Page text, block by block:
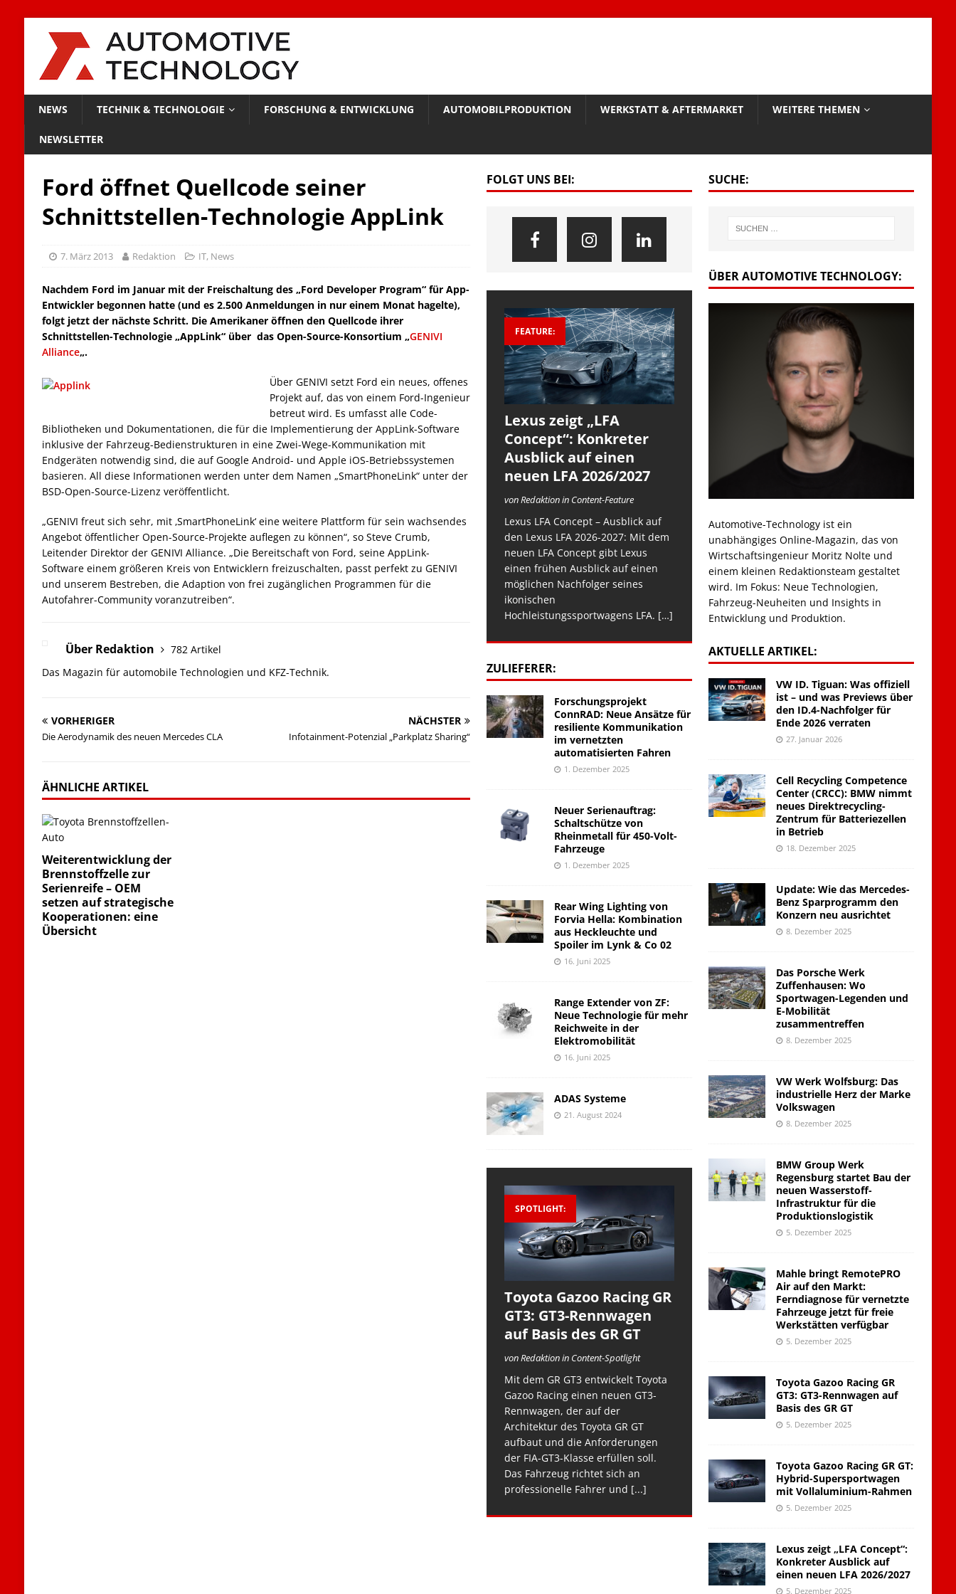
NEWS TECHNIK & TECHNOLOGIE FORSCHUNG & ENTWICKLUNG AUTOMOBILPRODUKTION WERKSTATT & AFTERMARKET WEITERE THEMEN
NEWSLETTER
Ford öffnet Quellcode seiner
Schnittstellen-Technologie AppLink
7. März 2013 Redaktion IT, News
Nachdem Ford im Januar mit der Freischaltung des „Ford Developer Program“ für App-
Entwickler begonnen hatte (und es 2.500 Anmeldungen in nur einem Monat hagelte),
folgt jetzt der nächste Schritt. Die Amerikaner öffnen den Quellcode ihrer
Schnittstellen-Technologie „AppLink“ über das Open-Source-Konsortium „GENIVI
Alliance„.
Über GENIVI setzt Ford ein neues, offenes
Projekt auf, das von einem Ford-Ingenieur
betreut wird. Es umfasst alle Code-
Bibliotheken und Dokumentationen, die für die Implementierung der AppLink-Software
inklusive der Fahrzeug-Bedienstrukturen in eine Zwei-Wege-Kommunikation mit
Endgeräten notwendig sind, die auf Google Android- und Apple iOS-Betriebssystemen
basieren. All diese Informationen werden unter dem Namen „SmartPhoneLink“ unter der
BSD-Open-Source-Lizenz veröffentlicht.
„GENIVI freut sich sehr, mit ‚SmartPhoneLink‘ eine weitere Plattform für sein wachsendes
Angebot öffentlicher Open-Source-Projekte auflegen zu können“, so Steve Crumb,
Leitender Direktor der GENIVI Alliance. „Die Bereitschaft von Ford, seine AppLink-
Software einem größeren Kreis von Entwicklern freizuschalten, passt perfekt zu GENIVI
und unserem Bestreben, die Adaption von frei zugänglichen Programmen für die
Autofahrer-Community voranzutreiben“.
Über Redaktion
782 Artikel
Das Magazin für automobile Technologien und KFZ-Technik.
VORHERIGER
Die Aerodynamik des neuen Mercedes CLA
NÄCHSTER
Infotainment-Potenzial „Parkplatz Sharing“
ÄHNLICHE ARTIKEL
Weiterentwicklung der
Brennstoffzelle zur
Serienreife – OEM
setzen auf strategische
Kooperationen: eine
Übersicht
FOLGT UNS BEI:
FEATURE:
Lexus zeigt „LFA
Concept“: Konkreter
Ausblick auf einen
neuen LFA 2026/2027
von Redaktion in Content-Feature
Lexus LFA Concept – Ausblick auf
den Lexus LFA 2026-2027: Mit dem
neuen LFA Concept gibt Lexus
einen frühen Ausblick auf einen
möglichen Nachfolger seines
ikonischen
Hochleistungssportwagens LFA. […]
ZULIEFERER:
Forschungsprojekt
ConnRAD: Neue Ansätze für
resiliente Kommunikation
im vernetzten
automatisierten Fahren
1. Dezember 2025
Neuer Serienauftrag:
Schaltschütze von
Rheinmetall für 450-Volt-
Fahrzeuge
1. Dezember 2025
Rear Wing Lighting von
Forvia Hella: Kombination
aus Heckleuchte und
Spoiler im Lynk & Co 02
16. Juni 2025
Range Extender von ZF:
Neue Technologie für mehr
Reichweite in der
Elektromobilität
16. Juni 2025
ADAS Systeme
21. August 2024
SPOTLIGHT:
Toyota Gazoo Racing GR
GT3: GT3-Rennwagen
auf Basis des GR GT
von Redaktion in Content-Spotlight
Mit dem GR GT3 entwickelt Toyota
Gazoo Racing einen neuen GT3-
Rennwagen, der auf der
Architektur des Toyota GR GT
aufbaut und die Anforderungen
der FIA-GT3-Klasse erfüllen soll.
Das Fahrzeug richtet sich an
professionelle Fahrer und [...]
SUCHE:
ÜBER AUTOMOTIVE TECHNOLOGY:
Automotive-Technology ist ein
unabhängiges Online-Magazin, das von
Wirtschaftsingenieur Moritz Nolte und
einem kleinen Redaktionsteam gestaltet
wird. Im Fokus: Neue Technologien,
Fahrzeug-Neuheiten und Insights in
Entwicklung und Produktion.
AKTUELLE ARTIKEL:
VW ID. Tiguan: Was offiziell
ist – und was Previews über
den ID.4-Nachfolger für
Ende 2026 verraten
27. Januar 2026
Cell Recycling Competence
Center (CRCC): BMW nimmt
neues Direktrecycling-
Zentrum für Batteriezellen
in Betrieb
18. Dezember 2025
Update: Wie das Mercedes-
Benz Sparprogramm den
Konzern neu ausrichtet
8. Dezember 2025
Das Porsche Werk
Zuffenhausen: Wo
Sportwagen-Legenden und
E-Mobilität
zusammentreffen
8. Dezember 2025
VW Werk Wolfsburg: Das
industrielle Herz der Marke
Volkswagen
8. Dezember 2025
BMW Group Werk
Regensburg startet Bau der
neuen Wasserstoff-
Infrastruktur für die
Produktionslogistik
5. Dezember 2025
Mahle bringt RemotePRO
Air auf den Markt:
Ferndiagnose für vernetzte
Fahrzeuge jetzt für freie
Werkstätten verfügbar
5. Dezember 2025
Toyota Gazoo Racing GR
GT3: GT3-Rennwagen auf
Basis des GR GT
5. Dezember 2025
Toyota Gazoo Racing GR GT:
Hybrid-Supersportwagen
mit Vollaluminium-Rahmen
5. Dezember 2025
Lexus zeigt „LFA Concept“:
Konkreter Ausblick auf
einen neuen LFA 2026/2027
5. Dezember 2025